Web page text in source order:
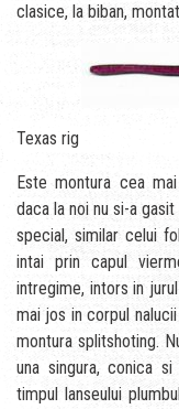
clasice, la biban,
Texas rig
Este montura cea
daca la noi nu si-a
special, similar celui
intai prin capul
intregime, intors in
mai jos in corpul
montura splitshoting.
una singura, conica
timpul lanseului